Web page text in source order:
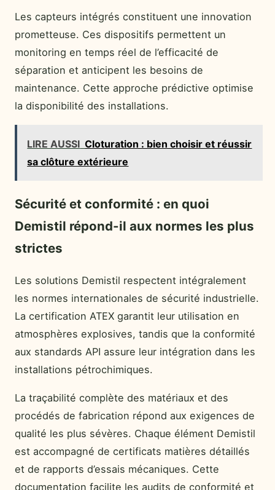
Les capteurs intégrés constituent une innovation
prometteuse. Ces dispositifs permettent un
monitoring en temps réel de l’efficacité de
séparation et anticipent les besoins de
maintenance. Cette approche prédictive optimise
la disponibilité des installations.
LIRE AUSSI Cloturation : bien choisir et réussir
sa clôture extérieure
Sécurité et conformité : en quoi
Demistil répond-il aux normes les plus
strictes
Les solutions Demistil respectent intégralement
les normes internationales de sécurité industrielle.
La certification ATEX garantit leur utilisation en
atmosphères explosives, tandis que la conformité
aux standards API assure leur intégration dans les
installations pétrochimiques.
La traçabilité complète des matériaux et des
procédés de fabrication répond aux exigences de
qualité les plus sévères. Chaque élément Demistil
est accompagné de certificats matières détaillés
et de rapports d’essais mécaniques. Cette
documentation facilite les audits de conformité et